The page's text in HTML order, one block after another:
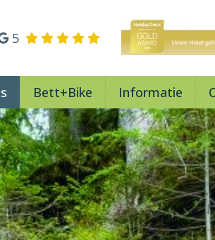
5
Bett+Bike Informatie